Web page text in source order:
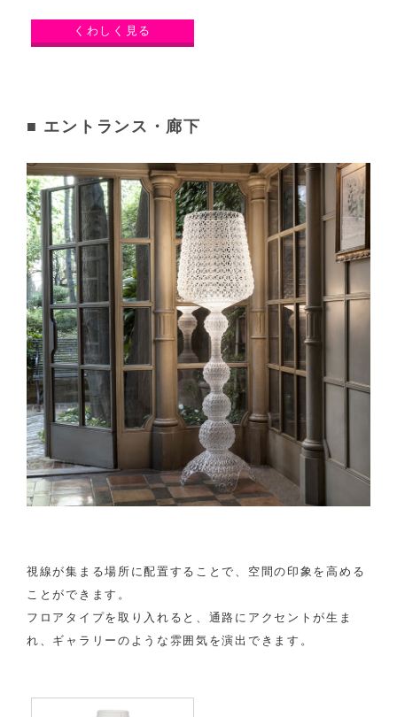
くわしく見る
■ エントランス・廊下
視線が集まる場所に配置することで、空間の印象を高める
ことができます。
フロアタイプを取り入れると、通路にアクセントが生ま
れ、ギャラリーのような雰囲気を演出できます。